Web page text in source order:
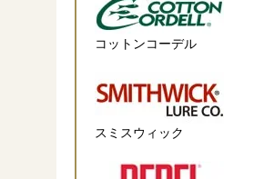
コットンコーデル
スミスウィック